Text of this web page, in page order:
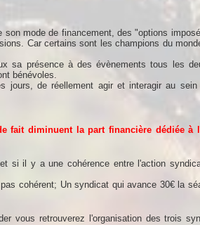
mode de financement, des "options
Car certains sont les champions du
sa présence à des évènements tous les
bénévoles.
jours, de réellement agir et interagir au sein
fait diminuent la part financière dédiée à
si il y a une cohérence entre l'action
cohérent; Un syndicat qui avance 30€ la
vous retrouverez l'organisation des trois